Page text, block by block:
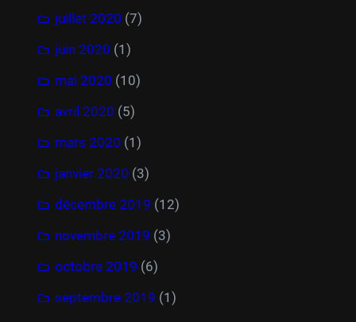
juillet 2020 (7)
juin 2020 (1)
mai 2020 (10)
avril 2020 (5)
mars 2020 (1)
janvier 2020 (3)
décembre 2019 (12)
novembre 2019 (3)
octobre 2019 (6)
septembre 2019 (1)